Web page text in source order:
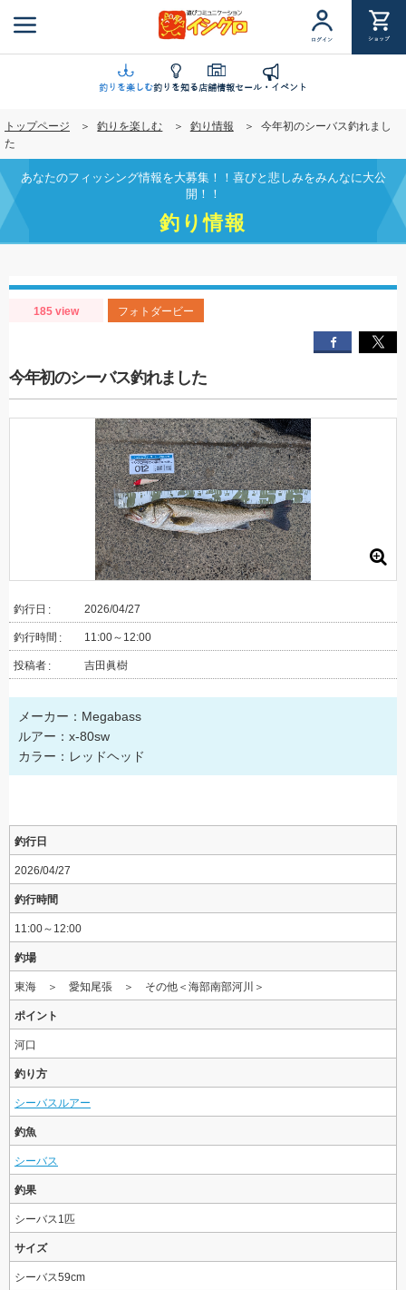
ン
ツ
移
動
ログイン ショップ
釣りを楽しむ釣りを知る店舗情報セール・イベント
トップページ 釣りを楽しむ 釣り情報
今年初のシーバス釣れまし
た
あなたのフィッシング情報を大募集！！喜びと悲しみをみんなに大公
開！！
釣り情報
185 view フォトダービー
今年初のシーバス釣れました
釣行日 2026/04/27
釣行時間 11:00～12:00
投稿者 吉田眞樹
メーカー：Megabass
ルアー：x-80sw
カラー：レッドヘッド
釣行日
2026/04/27
釣行時間
11:00～12:00
釣場
東海 ＞ 愛知尾張 ＞ その他＜海部南部河川＞
ポイント
河口
釣り方
シーバスルアー
釣魚
シーバス
釣果
シーバス1匹
サイズ
シーバス59cm